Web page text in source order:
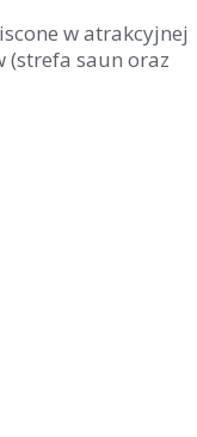
w atrakcyjnej
(strefa saun oraz